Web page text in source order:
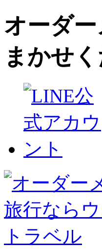
オーダ
まかせく